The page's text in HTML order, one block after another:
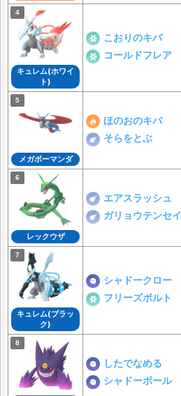
キュレム(ホワイ
ト)
こおりのキバ
コールドフレア
メガボーマンダ
ほのおのキバ
そらをとぶ
レックウザ
エアスラッシュ
ガリョウテンセイ
キュレム(ブラッ
ク)
シャドークロー
フリーズボルト
したでなめる
シャドーボール